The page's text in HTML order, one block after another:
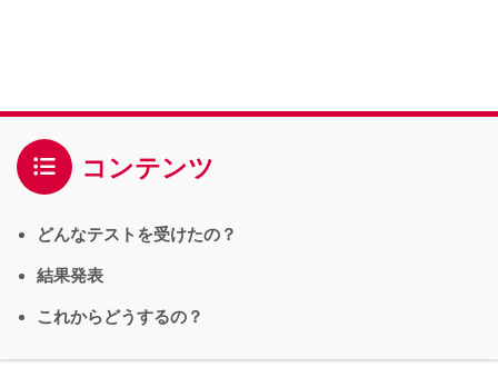
コンテンツ
どんなテストを受けたの？
結果発表
これからどうするの？